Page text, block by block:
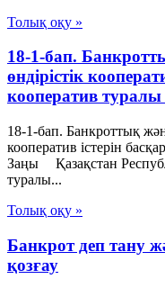
Толық оқу »
18-1-бап.
өндірістік
кооператив
18-1-бап. Банкроттық
кооператив iстерiн
Заңы Қазақстан
туралы...
Толық оқу »
Банкрот деп тану
қозғау